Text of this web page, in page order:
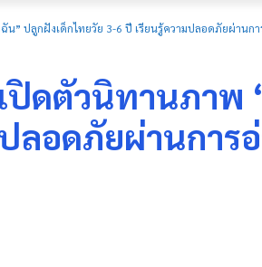
ปลูกฝังเด็กไทยวัย 3-6 ปี เรียนรู้ความปลอดภัยผ่านกา
ดตัวนิทานภาพ
ลอดภัยผ่านการ